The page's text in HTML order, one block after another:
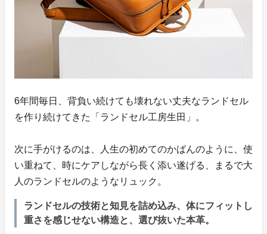
6年間毎日、背負い続けても壊れない丈夫なランドセル
を作り続けてきた「ランドセル工房生田」。
次に手がけるのは、人生の初めてのかばんのように、使
い重ねて、時にケアしながら長く添い遂げる、まるで大
人のランドセルのようなリュック。
ランドセルの技術と知見を詰め込み、体にフィットし
重さを感じせない構造と、選び抜いた本革。